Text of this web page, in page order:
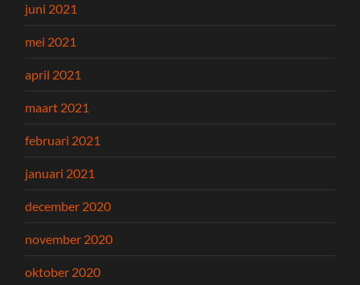
juni 2021
mei 2021
april 2021
maart 2021
februari 2021
januari 2021
december 2020
november 2020
oktober 2020